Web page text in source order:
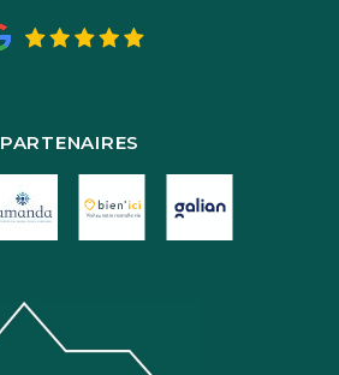
PARTENAIRES